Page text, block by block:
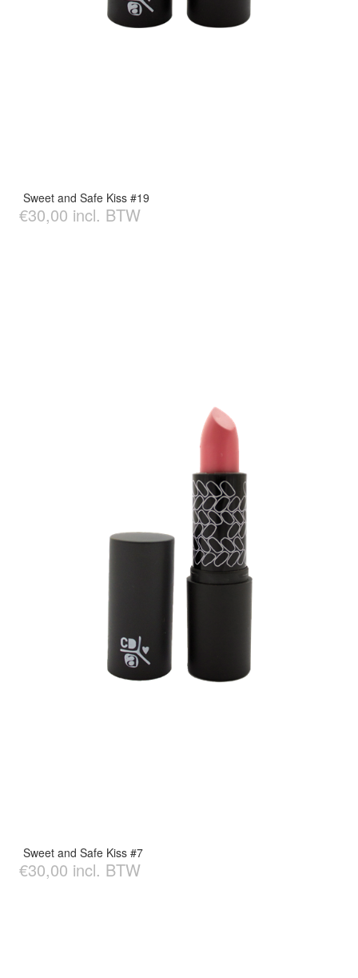
Sweet and Safe Kiss #19
€30,00 incl. BTW
Sweet and Safe Kiss #7
€30,00 incl. BTW